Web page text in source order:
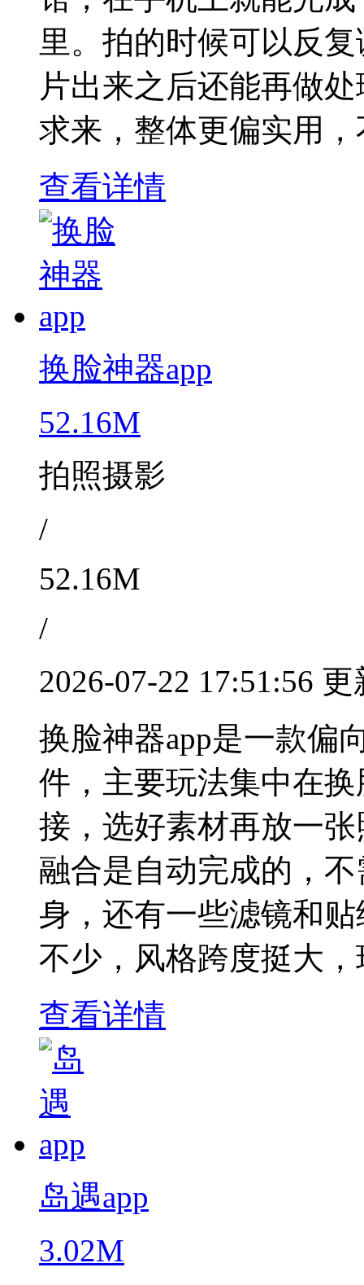
里。拍的时候可以反
片出来之后还能再做
求来，整体更偏实用
查看详情
换脸神器app
52.16M
拍照摄影
/
52.16M
/
2026-07-22 17:51:56 更
换脸神器app是一款偏
件，主要玩法集中在
接，选好素材再放一
融合是自动完成的，
身，还有一些滤镜和
不少，风格跨度挺大
查看详情
岛遇app
3.02M